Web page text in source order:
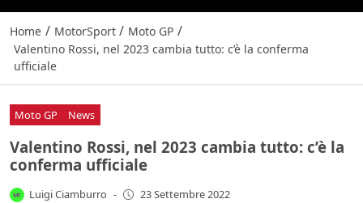
Home / MotorSport / Moto GP /
Valentino Rossi, nel 2023 cambia tutto: c’è la conferma
ufficiale
Moto GP News
Valentino Rossi, nel 2023 cambia tutto: c’è la
conferma ufficiale
Luigi Ciamburro - 23 Settembre 2022